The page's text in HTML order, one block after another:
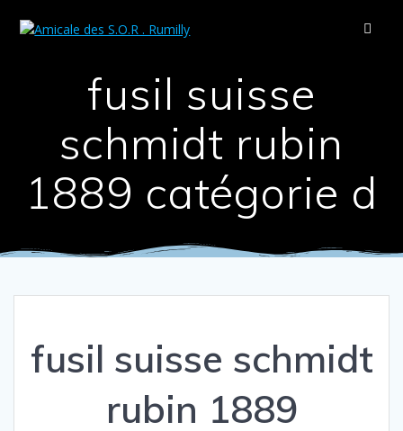
fusil suisse
schmidt rubin
1889 catégorie d
fusil suisse schmidt
rubin 1889